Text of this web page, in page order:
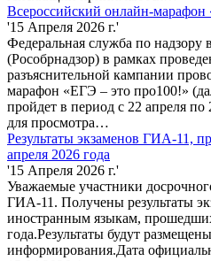
Всероссийский онлайн-
'15 Апреля 2026 г.'
Федеральная служба по надзору
(Рособрнадзор) в рамках
разъяснительной кампании
марафон «ЕГЭ – это про100!»
пройдет в период с 22 апреля
для просмотра…
Результаты экзаменов ГИА-11,
апреля 2026 года
'15 Апреля 2026 г.'
Уважаемые участники
ГИА-11. Получены результаты
иностранным языкам,
года.Результаты будут
информирования.Дата